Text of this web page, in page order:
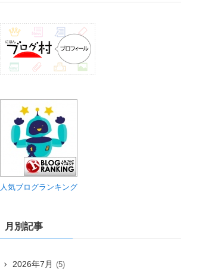
人気ブログランキング
月別記事
2026年7月 (5)